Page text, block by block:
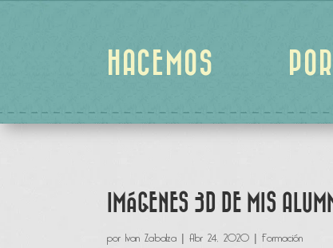
HACEMOS
IMÁGENES 3D DE MIS
porIvan Zabalza |Abr 24, 2020 |Formación